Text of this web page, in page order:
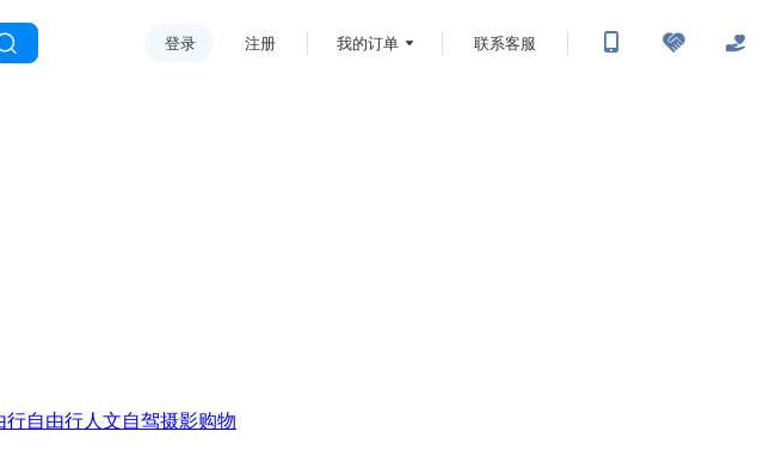
登录 注册 我的订单 联系客服
行自由行人文自驾摄影购物